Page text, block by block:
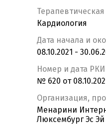
Терапевтическая
Кардиология
Дата начала и
08.10.2021 -
Номер и дата РКИ
№ 620 от
Организация,
Менарини
Люксембург Эс Эй